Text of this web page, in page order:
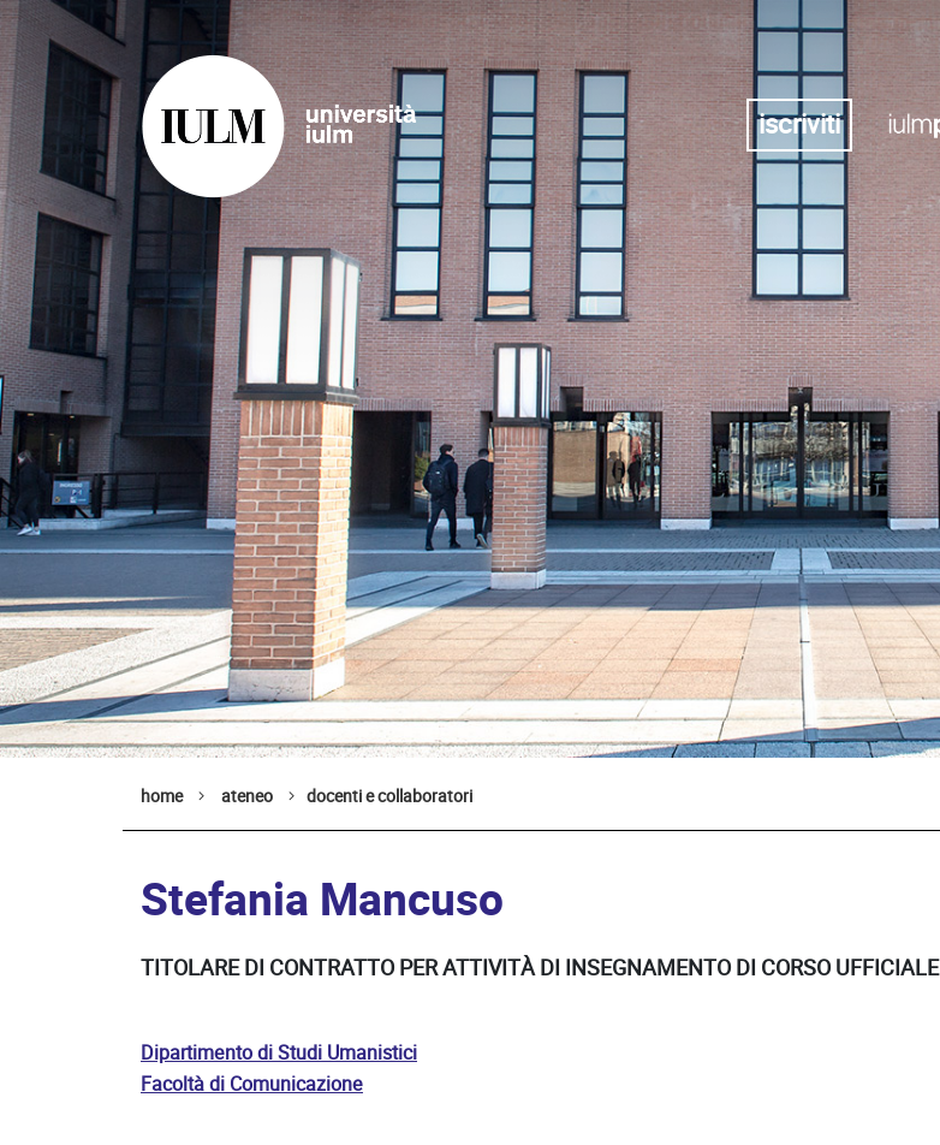
iscriviti
home ateneo docenti e collaboratori
Stefania Mancuso
TITOLARE DI CONTRATTO PER ATTIVITÀ DI INSEGNAMENTO DI CORSO UFFICIALE
Dipartimento di Studi Umanistici
Facoltà di Comunicazione